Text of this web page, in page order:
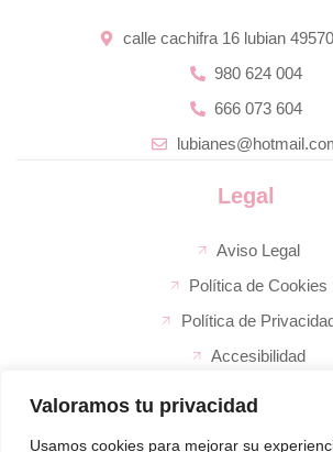
Valoramos tu privacidad
Usamos cookies para mejorar su
La empresa
Legal
Aviso Legal
Política de Cookies
Política de
Accesibilidad
calle cachifra 16 lubian
980 624 004
666 073 604